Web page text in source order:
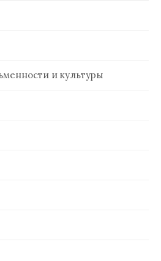
и культуры